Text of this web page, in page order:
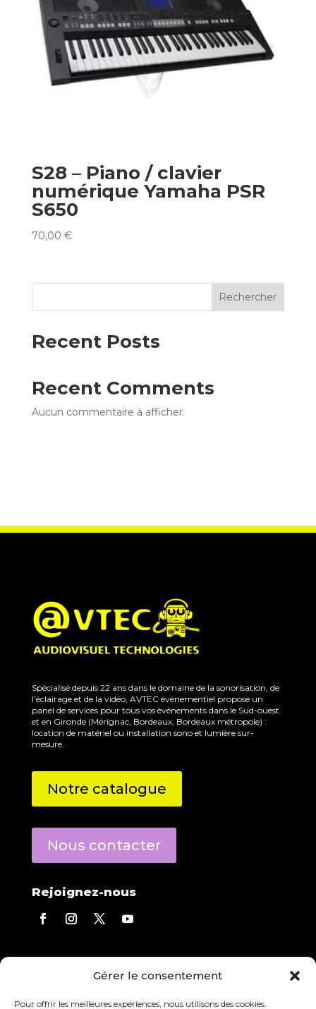
Gérer le consentement
Pour offrir les meilleures expériences, nous utilisons des cookies.
S28 – Piano / clavier
numérique Yamaha PSR
S650
70,00 €
Rechercher
Recent Posts
Recent Comments
Aucun commentaire à afficher.
Spécialisé depuis 22 ans dans le domaine de la sonorisation, de
l’éclairage et de la vidéo, AVTEC événementiel propose un
panel de services pour tous vos événements dans le Sud-ouest
et en Gironde (Mérignac, Bordeaux, Bordeaux métropole) :
location de matériel ou installation sono et lumière sur-
mesure.
Notre catalogue
Nous contacter
Rejoignez-nous
Eric Derecourtrépond à toutes vos questions.